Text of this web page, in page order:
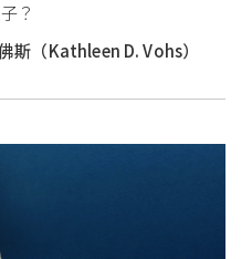
？
斯（Kathleen D. Vohs）